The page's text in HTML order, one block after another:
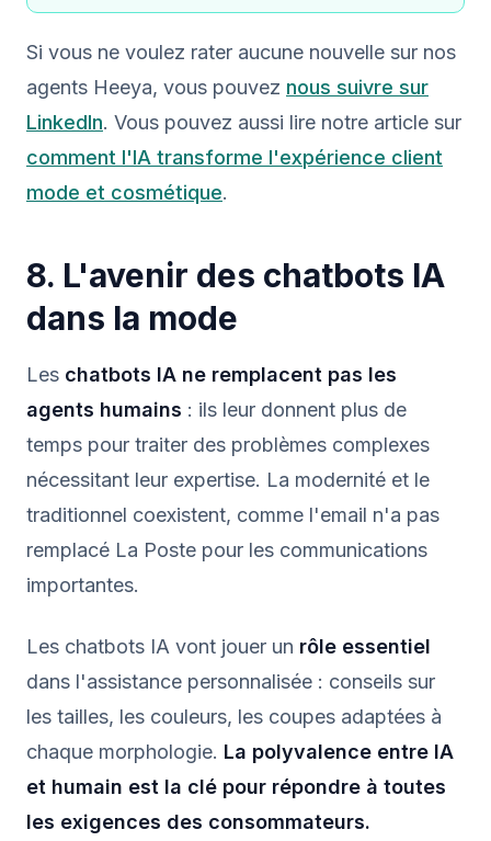
Si vous ne voulez rater aucune nouvelle sur nos
agents Heeya, vous pouvez nous suivre sur
LinkedIn. Vous pouvez aussi lire notre article sur
comment l'IA transforme l'expérience client
mode et cosmétique.
8. L'avenir des chatbots IA
dans la mode
Les chatbots IA ne remplacent pas les
agents humains : ils leur donnent plus de
temps pour traiter des problèmes complexes
nécessitant leur expertise. La modernité et le
traditionnel coexistent, comme l'email n'a pas
remplacé La Poste pour les communications
importantes.
Les chatbots IA vont jouer un rôle essentiel
dans l'assistance personnalisée : conseils sur
les tailles, les couleurs, les coupes adaptées à
chaque morphologie. La polyvalence entre IA
et humain est la clé pour répondre à toutes
les exigences des consommateurs.